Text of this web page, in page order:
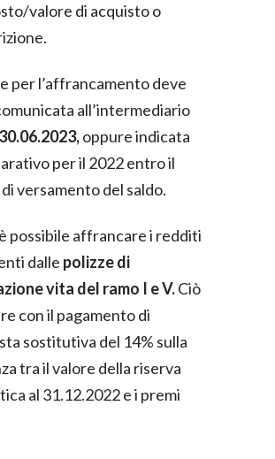
valore di acquisto o
per l’affrancamento deve
all’intermediario
oppure indicata
per il 2022 entro il
versamento del saldo.
possibile affrancare i redditi
dalle polizze di
vita del ramo I e V.Ciò
conil pagamento di
sostitutiva del 14% sulla
tra il valore della riserva
al 31.12.2022 e i premi